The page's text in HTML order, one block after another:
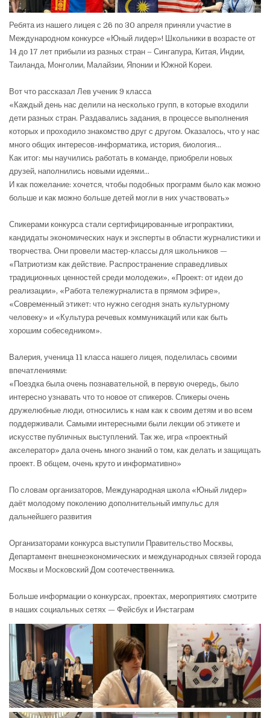
Ребята из нашего лицея с 26 по 30 апреля приняли участие в
Международном конкурсе «Юный лидер»! Школьники в возрасте от
14 до 17 лет прибыли из разных стран – Сингапура, Китая, Индии,
Таиланда, Монголии, Малайзии, Японии и Южной Кореи.
Вот что рассказал Лев ученик 9 класса
«Каждый день нас делили на несколько групп, в которые входили
дети разных стран. Раздавались задания, в процессе выполнения
которых и проходило знакомство друг с другом. Оказалось, что у нас
много общих интересов-информатика, история, биология…
Как итог: мы научились работать в команде, приобрели новых
друзей, наполнились новыми идеями…
И как пожелание: хочется, чтобы подобных программ было как можно
больше и как можно больше детей могли в них участвовать»
Спикерами конкурса стали сертифицированные игропрактики,
кандидаты экономических наук и эксперты в области журналистики и
творчества. Они провели мастер-классы для школьников —
«Патриотизм как действие. Распространение справедливых
традиционных ценностей среди молодежи», «Проект: от идеи до
реализации», «Работа тележурналиста в прямом эфире»,
«Современный этикет: что нужно сегодня знать культурному
человеку» и «Культура речевых коммуникаций или как быть
хорошим собеседником».
Валерия, ученица 11 класса нашего лицея, поделилась своими
впечатлениями:
«Поездка была очень познавательной, в первую очередь, было
интересно узнавать что то новое от спикеров. Спикеры очень
дружелюбные люди, относились к нам как к своим детям и во всем
поддерживали. Самыми интересными были лекции об этикете и
искусстве публичных выступлений. Так же, игра «проектный
акселератор» дала очень много знаний о том, как делать и защищать
проект. В общем, очень круто и информативно»
По словам организаторов, Международная школа «Юный лидер»
даёт молодому поколению дополнительный импульс для
дальнейшего развития
Организаторами конкурса выступили Правительство Москвы,
Департамент внешнеэкономических и международных связей города
Москвы и Московский Дом соотечественника.
Больше информации о конкурсах, проектах, мероприятиях смотрите
в наших социальных сетях — Фейсбук и Инстаграм